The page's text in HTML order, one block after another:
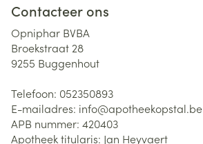
Contacteer ons
Opniphar BVBA
Broekstraat 28
9255 Buggenhout
Telefoon: 052350893
E-mailadres: info@apotheekopstal.be
APB nummer: 420403
Apotheek titularis: Jan Heyvaert